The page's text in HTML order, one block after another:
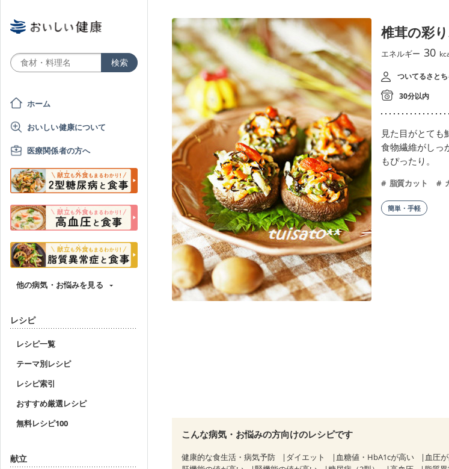
ホーム
おいしい健康について
医療関係者の方へ
他の病気・お悩みを見る
レシピ
レシピ一覧
テーマ別レシピ
レシピ索引
おすすめ厳選レシピ
無料レシピ100
献立
椎茸の彩
エネルギー 30
ついてるさと
30分以内
見た目がとても
食物繊維がしっ
もぴったり。
脂質カット
簡単・手軽
こんな病気・お悩みの方向けのレシピです
健康的な食生活・病気予防 ダイエット 血糖値・HbA1cが高い 血圧